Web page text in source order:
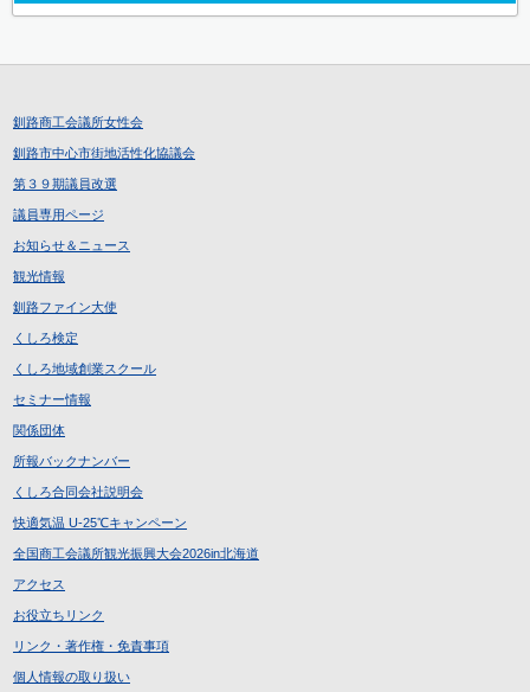
釧路商工会議所女性会
釧路市中心市街地活性化協議会
第３９期議員改選
議員専用ページ
お知らせ＆ニュース
観光情報
釧路ファイン大使
くしろ検定
くしろ地域創業スクール
セミナー情報
関係団体
所報バックナンバー
くしろ合同会社説明会
快適気温 U-25℃キャンペーン
全国商工会議所観光振興大会2026in北海道
アクセス
お役立ちリンク
リンク・著作権・免責事項
個人情報の取り扱い